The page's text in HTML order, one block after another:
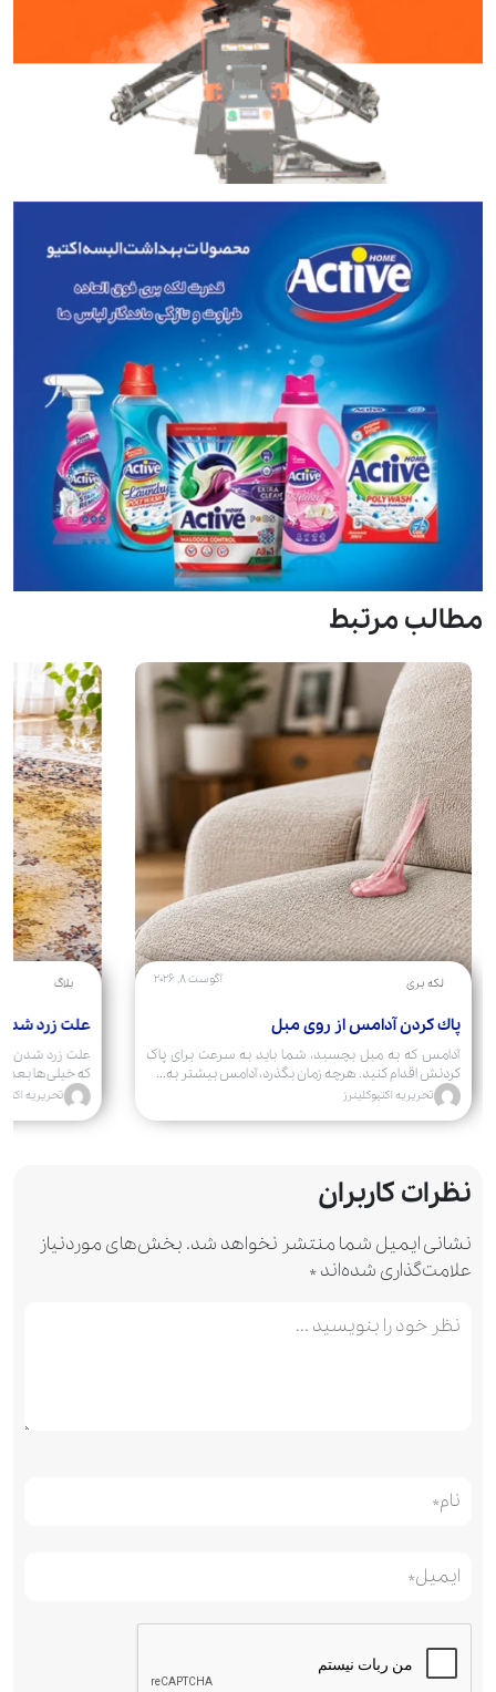
مطالب مرتبط
لکه بری آگوست 8, 2026
پاك كردن آدامس از روی مبل
آدامس که به مبل بچسبد، شما باید به سرعت برای پاک
کردنش اقدام کنید. هرچه زمان بگذرد، آدامس بیشتر به...
تحریریه اکتیوکلینرز
بلاگ
علت زرد
علت زرد شدن
که خیلی‌ها بعد
تحریریه
نظرات کاربران
نشانی ایمیل شما منتشر نخواهد شد. بخش‌های موردنیاز
علامت‌گذاری شده‌اند*